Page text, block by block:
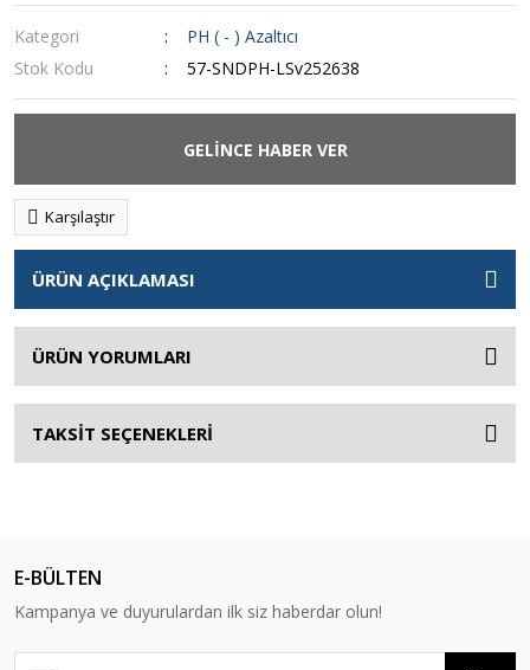
Kategori
PH ( - ) Azaltıcı
Stok Kodu
57-SNDPH-LSv252638
GELİNCE HABER VER
Karşılaştır
ÜRÜN AÇIKLAMASI
ÜRÜN YORUMLARI
TAKSİT SEÇENEKLERİ
E-BÜLTEN
Kampanya ve duyurulardan ilk siz haberdar olun!